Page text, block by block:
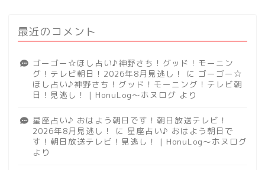
最近のコメント
ゴーゴー☆ほし占い♪神野さち！グッド！モーニン
グ！テレビ朝日！2026年8月見逃し！
に ゴーゴー☆
ほし占い♪神野さち！グッド！モーニング！テレビ朝
日！見逃し！ | HonuLog～ホヌログ より
星座占い♪ おはよう朝日です！朝日放送テレビ！
2026年8月見逃し！
に 星座占い♪ おはよう朝日で
す！朝日放送テレビ！見逃し！ | HonuLog～ホヌログ
より